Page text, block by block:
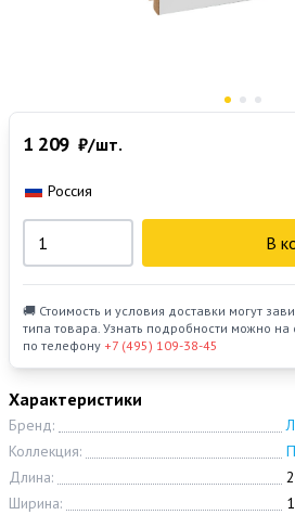
Характеристики
Бренд:
Коллекция:
Длина:
Ширина:
1 209 ₽/шт.
Россия
В
🚚 Стоимость и условия доставки могут
типа товара. Узнать подробности можно на
по телефону +7 (495) 109-38-45